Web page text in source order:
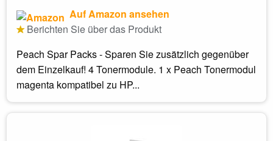
Auf Amazon ansehen
Berichten Sie über das Produkt
Peach Spar Packs - Sparen Sie zusätzlich gegenüber
dem Einzelkauf! 4 Tonermodule. 1 x Peach Tonermodul
magenta kompatibel zu HP...